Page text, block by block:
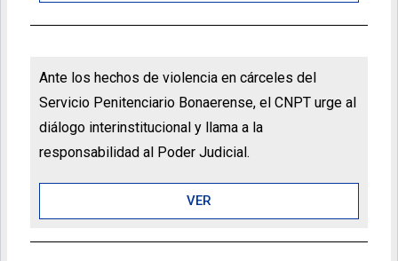
Ante los hechos de violencia en cárceles del
Servicio Penitenciario Bonaerense, el CNPT urge al
diálogo interinstitucional y llama a la
responsabilidad al Poder Judicial.
VER